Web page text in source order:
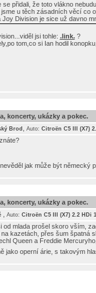
se přidali, že toto vlákno nebudu
u těch zásadních věcí co
Joy Division je sice už davno
jsi tohle: .link.?
tom,co si Ian hodil
koncerty, ukázky a pokec.
Brod Auto: Citroën C5 III (X7)
jak může být německý
koncerty, ukázky a pokec.
Auto: Citroën C5 III (X7) 2.2 HDi
od mlada prošel skoro vším,
kazetách, přes šum špatná
Queen a Freddie
jako operní árie, s takovým